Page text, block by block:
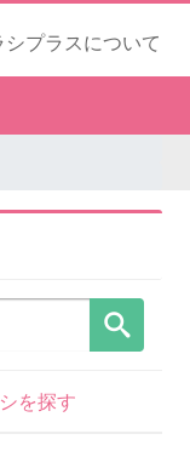
シプラスについて
を探す